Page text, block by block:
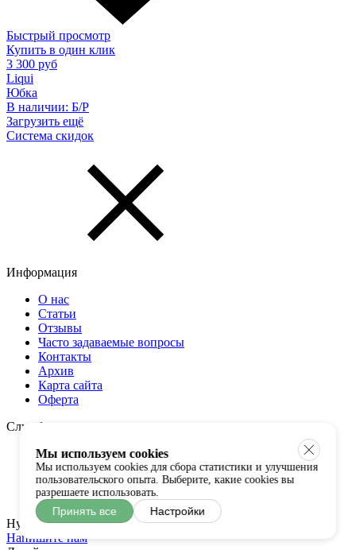
Быстрый просмотр
Купить в один клик
3 300 руб
Liqui
Юбка
В наличии: Б/Р
Загрузить ещё
Система скидок
Информация
О нас
Статьи
Отзывы
Часто задаваемые вопросы
Контакты
Архив
Карта сайта
Оферта
Служба поддержки
Оплата и доставка
Гарантии и возврат
Таблица размеров
Примерка
Нужна помощь?
Напишите нам
Мы используем cookies
Мы используем cookies для сбора статистики и улучшения
пользовательского опыта. Выберите, какие cookies вы
разрешаете использовать.
Принять все Настройки